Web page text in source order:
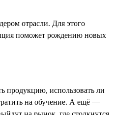
отрасли. Для этого
поможет рождению новых
продукцию, использовать ли
на обучение. А ещё —